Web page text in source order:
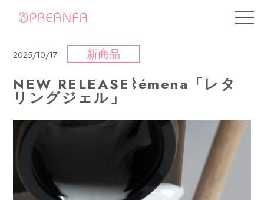
2025/10/17 新商品
NEW RELEASE⌇émena「レタ
リングジェル」